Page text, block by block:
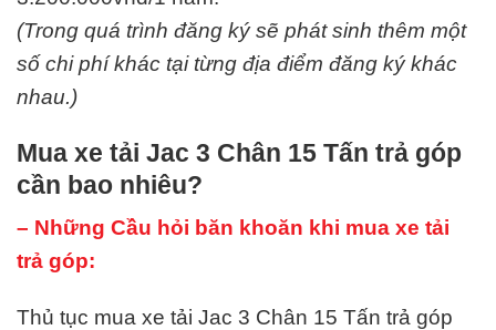
(Trong quá trình đăng ký sẽ phát sinh thêm một
số chi phí khác tại từng địa điểm đăng ký khác
nhau.)
Mua xe tải Jac 3 Chân 15 Tấn trả góp
cần bao nhiêu?
– Những Cầu hỏi băn khoăn khi mua xe tải
trả góp:
Thủ tục mua xe tải Jac 3 Chân 15 Tấn trả góp